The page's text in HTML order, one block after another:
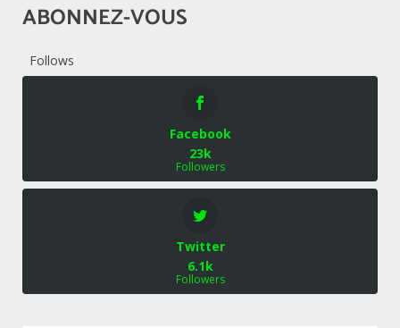
ABONNEZ-VOUS
Follows
Facebook
23k
Followers
Twitter
6.1k
Followers